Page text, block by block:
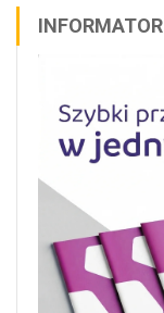
INFORMATOR